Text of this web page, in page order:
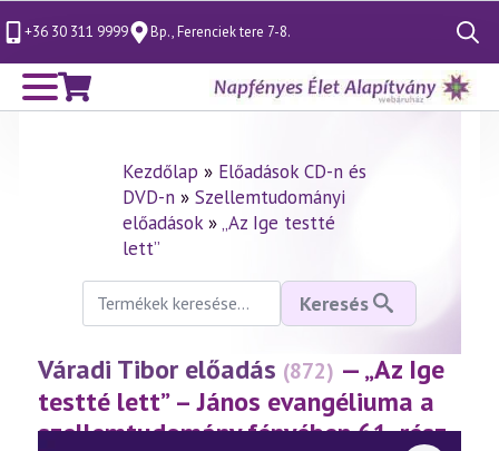
+36 30 311 9999 Bp., Ferenciek tere 7-8.
Search
for:
Kezdőlap » Előadások CD-n és
DVD-n» Szellemtudományi
előadások»„Az Ige testté
lett”
Keresés
következőre:
Keresés
Váradi Tibor előadás (872) — „Az Ige
testté lett” – János evangéliuma a
szellemtudomány fényében 61. rész